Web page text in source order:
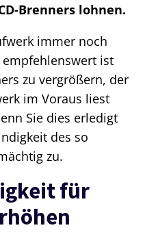
Brenners lohnen.
immer noch
ist
zu vergrößern, der
im Voraus liest
Sie dies erledigt
des so
zu.
für